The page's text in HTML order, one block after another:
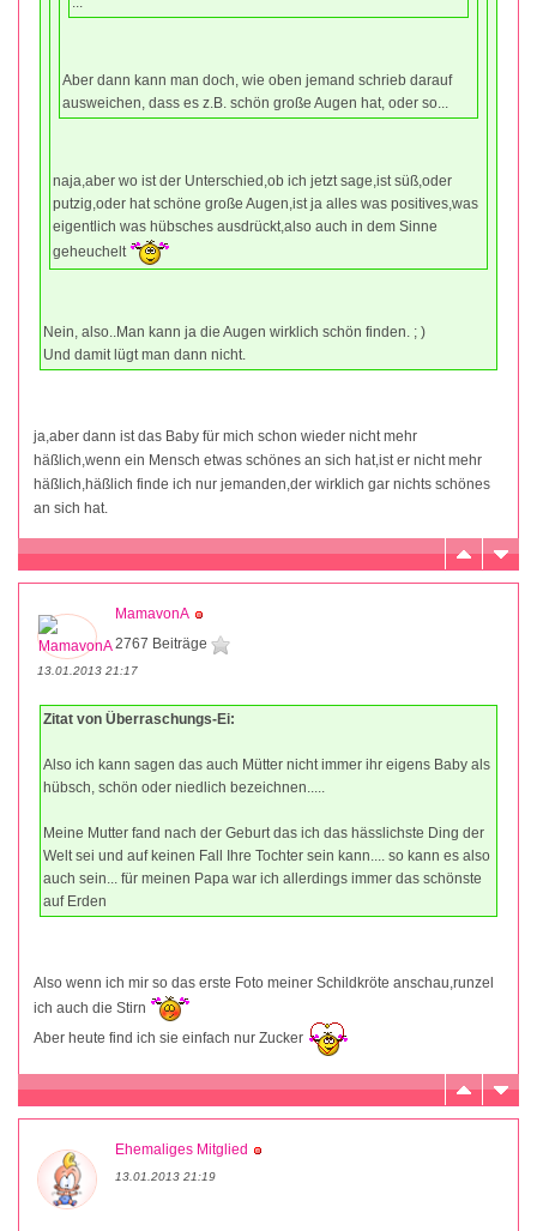
Aber dann kann man doch, wie oben jemand schrieb darauf
ausweichen, dass es z.B. schön große Augen hat, oder so...
naja,aber wo ist der Unterschied,ob ich jetzt sage,ist süß,oder
putzig,oder hat schöne große Augen,ist ja alles was positives,was
eigentlich was hübsches ausdrückt,also auch in dem Sinne
geheuchelt
Nein, also..Man kann ja die Augen wirklich schön finden. ; )
Und damit lügt man dann nicht.
ja,aber dann ist das Baby für mich schon wieder nicht mehr
häßlich,wenn ein Mensch etwas schönes an sich hat,ist er nicht mehr
häßlich,häßlich finde ich nur jemanden,der wirklich gar nichts schönes
an sich hat.
MamavonA
2767 Beiträge
13.01.2013 21:17
Zitat von Überraschungs-Ei:
Also ich kann sagen das auch Mütter nicht immer ihr eigens Baby als
hübsch, schön oder niedlich bezeichnen.....
Meine Mutter fand nach der Geburt das ich das hässlichste Ding der
Welt sei und auf keinen Fall Ihre Tochter sein kann.... so kann es also
auch sein... für meinen Papa war ich allerdings immer das schönste
auf Erden
Also wenn ich mir so das erste Foto meiner Schildkröte anschau,runzel
ich auch die Stirn
Aber heute find ich sie einfach nur Zucker
Ehemaliges Mitglied
13.01.2013 21:19